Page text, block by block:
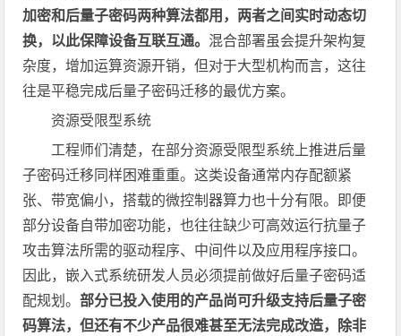
加密和后量子密码两种算法都用，两者之间实时动态切
换，以此保障设备互联互通。 混合部署虽会提升架构复
杂度，增加运算资源开销，但对于大型机构而言，这往
往是平稳完成后量子密码迁移的最优方案。
资源受限型系统
工程师们清楚，在部分资源受限型系统上推进后量
子密码迁移同样困难重重。这类设备通常内存配额紧
张、带宽偏小，搭载的微控制器算力也十分有限。即便
部分设备自带加密功能，也往往缺少可高效运行抗量子
攻击算法所需的驱动程序、中间件以及应用程序接口。
因此，嵌入式系统研发人员必须提前做好后量子密码适
配规划。部分已投入使用的产品尚可升级支持后量子密
码算法，但还有不少产品很难甚至无法完成改造，除非